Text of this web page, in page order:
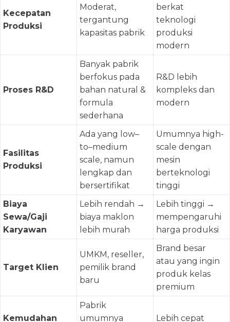
Kecepatan
Produksi
Moderat,
tergantung
kapasitas pabrik
berkat
teknologi
produksi
modern
Proses R&D
Banyak pabrik
berfokus pada
bahan natural &
formula
sederhana
R&D lebih
kompleks dan
modern
Fasilitas
Produksi
Ada yang low–
to–medium
scale, namun
lengkap dan
bersertifikat
Umumnya high-
scale dengan
mesin
berteknologi
tinggi
Biaya
Sewa/Gaji
Karyawan
Lebih rendah →
biaya maklon
lebih murah
Lebih tinggi →
mempengaruhi
harga produksi
Target Klien
UMKM, reseller,
pemilik brand
baru
Brand besar
atau yang ingin
produk kelas
premium
Kemudahan
Pabrik
umumnya
Lebih cepat